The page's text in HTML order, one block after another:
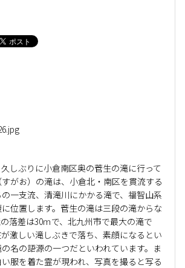
しぶりに小倉南区奥の菅生の滝に行って
がお）の滝は、小倉北・南区を貫流する
一支流、清滝川にかかる滝で、福智山系
位置します。菅生の滝は三段の滝からな
落差は30ｍで、北九州市で最大の滝で
激しい滝しぶきで落ち、素顔になるとい
名の語源の一つだといわれています。ま
服を着た霊が現われ、写真を撮ると写る